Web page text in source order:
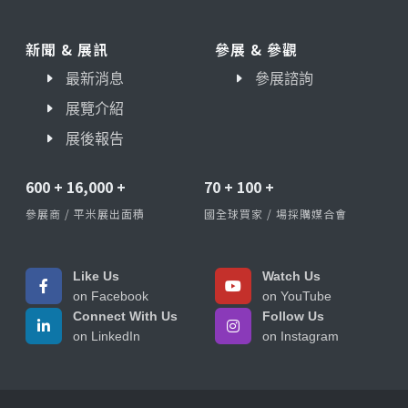
新聞 & 展訊
最新消息
展覽介紹
展後報告
參展 & 參觀
參展諮詢
600 + 16,000 +
參展商 / 平米展出面積
70 + 100 +
國全球買家 / 場採購媒合會
Like Us
on Facebook
Watch Us
on YouTube
Connect With Us
on LinkedIn
Follow Us
on Instagram